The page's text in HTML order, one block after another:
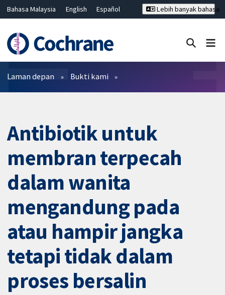
Bahasa Malaysia English
Español
Hrvatski
Deutsch ไทย
繁體中文
简体中文
Lebih banyak bahasa
Penapis
Laman depan Bukti kami
Antibiotik untuk
membran terpecah
dalam wanita
mengandung pada
atau hampir jangka
tetapi tidak dalam
proses bersalin